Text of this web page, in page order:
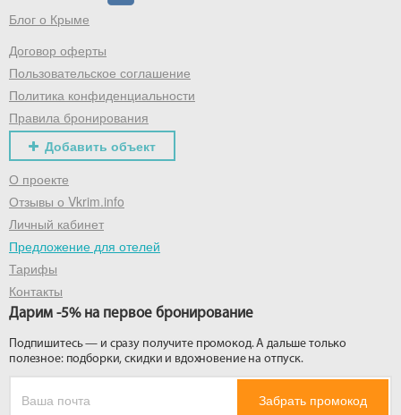
Блог о Крыме
Договор оферты
Пользовательское соглашение
Политика конфиденциальности
Правила бронирования
Добавить объект
О проекте
Отзывы о Vkrim.info
Личный кабинет
Предложение для отелей
Тарифы
Контакты
Дарим -5% на первое бронирование
Подпишитесь — и сразу получите промокод. А дальше только
полезное: подборки, скидки и вдохновение на отпуск.
Забрать промокод